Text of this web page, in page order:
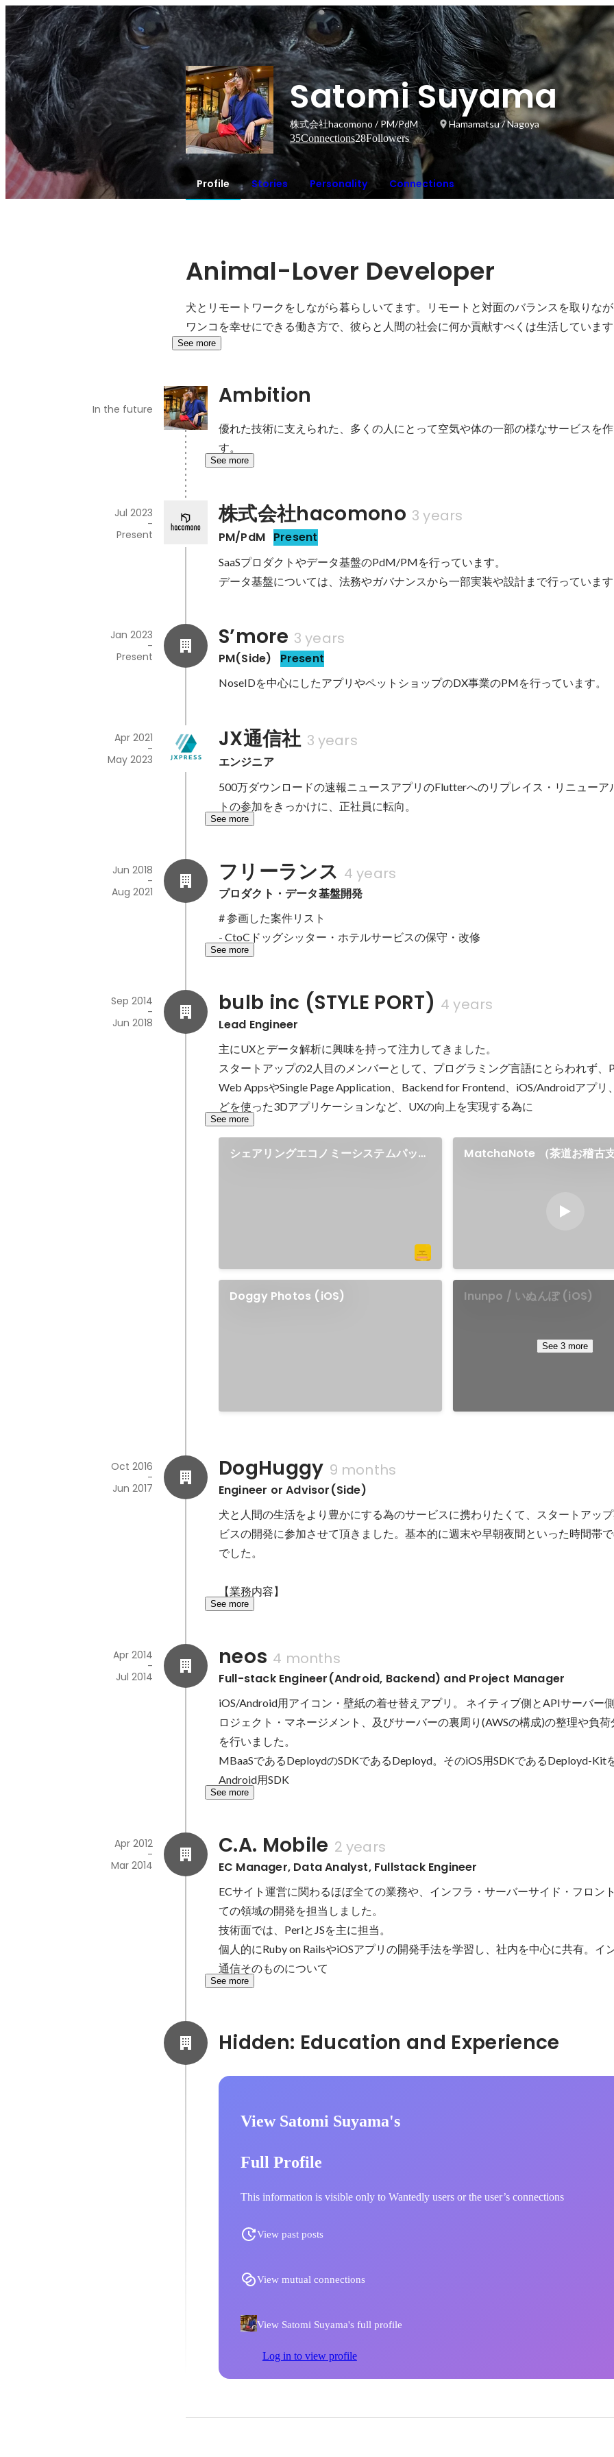
Satomi Suyama
株式会社hacomono / PM/PdM
Hamamatsu / Nagoya
35Connections28Followers
Profile Stories Personality Connections
Animal-Lover Developer
犬とリモートワークをしながら暮らしいてます。リモートと対面のバランスを取りな
ワンコを幸せにできる働き方で、彼らと人間の社会に何か貢献すべくは生活しています
See more
Ambition
In the future
優れた技術に支えられた、多くの人にとって空気や体の一部の様なサービスを
す。
See more
株式会社hacomono 3 years
PM/PdM Present
Jul 2023
-
Present
SaaSプロダクトやデータ基盤のPdM/PMを行っています。
データ基盤については、法務やガバナンスから一部実装や設計まで行っています
S’more 3 years
PM(Side) Present
Jan 2023
-
Present
NoseIDを中心にしたアプリやペットショップのDX事業のPMを行っています。
JX通信社 3 years
エンジニア
Apr 2021
-
May 2023
500万ダウンロードの速報ニュースアプリのFlutterへのリプレイス・リニューア
トの参加をきっかけに、正社員に転向。
See more
フリーランス 4 years
プロダクト・データ基盤開発
Jun 2018
-
Aug 2021
# 参画した案件リスト
- CtoCドッグシッター・ホテルサービスの保守・改修
See more
bulb inc (STYLE PORT) 4 years
Lead Engineer
Sep 2014
-
Jun 2018
主にUXとデータ解析に興味を持って注力してきました。
スタートアップの2人目のメンバーとして、プログラミング言語にとらわれず、
Web AppsやSingle Page Application、Backend for Frontend、iOS/Androidアプリ
どを使った3Dアプリケーションなど、UXの向上を実現する為に
See more
シェアリングエコノミーシステムパッケ
MatchaNote （茶道お稽古
Doggy Photos (iOS) Inunpo / いぬんぽ (iOS)
See 3 more
DogHuggy 9 months
Engineer or Advisor(Side)
Oct 2016
-
Jun 2017
犬と人間の生活をより豊かにする為のサービスに携わりたくて、スタートアッ
ビスの開発に参加させて頂きました。基本的に週末や早朝夜間といった時間帯
でした。
See more
neos 4 months
Full-stack Engineer(Android, Backend) and Project Manager
Apr 2014
-
Jul 2014
iOS/Android用アイコン・壁紙の着せ替えアプリ。 ネイティブ側とAPIサーバー
ロジェクト・マネージメント、及びサーバーの裏周り(AWSの構成)の整理や負
を行いました。
MBaaSであるDeploydのSDKであるDeployd。そのiOS用SDKであるDeployd-Kit
Android用SDK
See more
C.A. Mobile 2 years
EC Manager, Data Analyst, Fullstack Engineer
Apr 2012
-
Mar 2014
ECサイト運営に関わるほぼ全ての業務や、インフラ・サーバーサイド・フロン
ての領域の開発を担当しました。
技術面では、PerlとJSを主に担当。
個人的にRuby on RailsやiOSアプリの開発手法を学習し、社内を中心に共有。イ
通信そのものについて
See more
View Satomi Suyama's
Full Profile
This information is visible only to Wantedly users or the user’s connections
View past posts
View mutual connections
View Satomi Suyama's full profile
Log in to view profile